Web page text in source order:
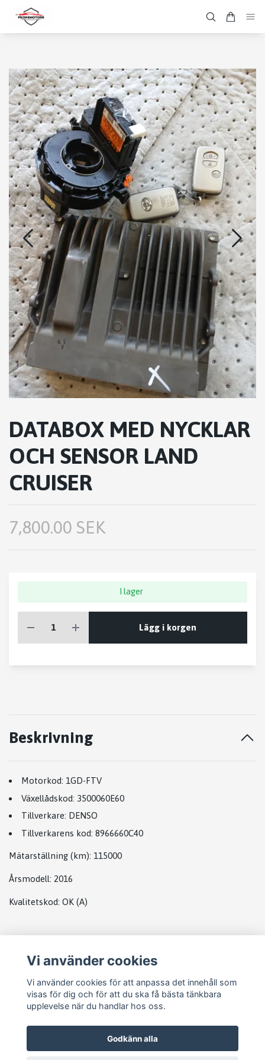
DATABOX MED NYCKLAR
OCH SENSOR LAND
CRUISER
7,800.00 SEK
I lager
Lägg i korgen
Beskrivning
Motorkod: 1GD-FTV
Växellådskod: 3500060E60
Tillverkare: DENSO
Tillverkarens kod: 8966660C40
Mätarställning (km): 115000
Årsmodell: 2016
Kvalitetskod: OK (A)
Vi använder cookies
Vi använder cookies för att anpassa det innehåll som
visas för dig och för att du ska få bästa tänkbara
upplevelse när du handlar hos oss.
Godkänn alla